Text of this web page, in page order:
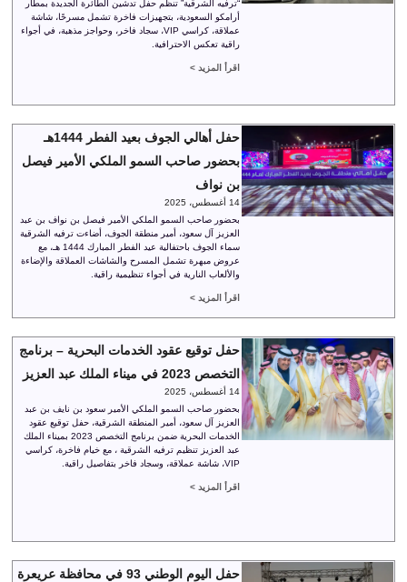
“ترفيه الشرقية” تنظم حفل تدشين الطائرة الجديدة بمطار
أرامكو السعودية، بتجهيزات فاخرة تشمل مسرحًا، شاشة
عملاقة، كراسي VIP، سجاد فاخر، وحواجز مذهبة، في أجواء
راقية تعكس الاحترافية.
اقرأ المزيد >
حفل أهالي الجوف بعيد الفطر 1444هـ
بحضور صاحب السمو الملكي الأمير فيصل
بن نواف
14 أغسطس، 2025
بحضور صاحب السمو الملكي الأمير فيصل بن نواف بن عبد
العزيز آل سعود، أمير منطقة الجوف، أضاءت ترفيه الشرقية
سماء الجوف باحتفالية عيد الفطر المبارك 1444 هـ، مع
عروض مبهرة تشمل المسرح والشاشات العملاقة والإضاءة
والألعاب النارية في أجواء تنظيمية راقية.
اقرأ المزيد >
حفل توقيع عقود الخدمات البحرية – برنامج
التخصص 2023 في ميناء الملك عبد العزيز
14 أغسطس، 2025
بحضور صاحب السمو الملكي الأمير سعود بن نايف بن عبد
العزيز آل سعود، أمير المنطقة الشرقية، حفل توقيع عقود
الخدمات البحرية ضمن برنامج التخصص 2023 بميناء الملك
عبد العزيز تنظيم ترفيه الشرقية ، مع خيام فاخرة، كراسي
VIP، شاشة عملاقة، وسجاد فاخر بتفاصيل راقية.
اقرأ المزيد >
حفل اليوم الوطني 93 في محافظة عريعرة